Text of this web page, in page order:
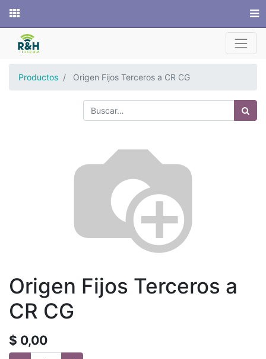
Productos Origen Fijos Terceros a CR CG
Origen Fijos Terceros a
CR CG
$ 0,00